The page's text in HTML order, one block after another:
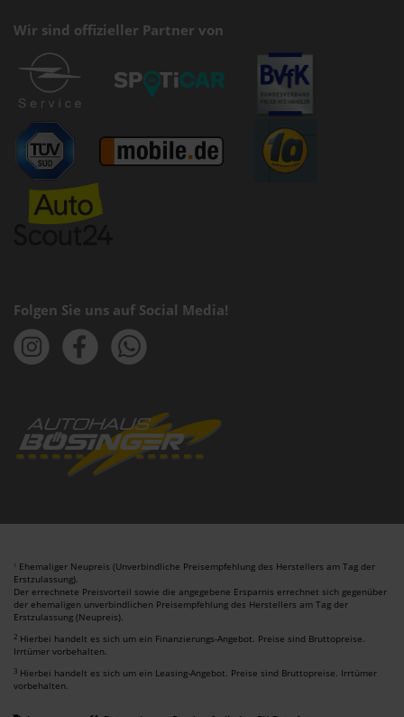
Wir sind offizieller Partner von
Folgen Sie uns auf Social Media!
1 Ehemaliger Neupreis (Unverbindliche Preisempfehlung des Herstellers am Tag der
Erstzulassung).
Der errechnete Preisvorteil sowie die angegebene Ersparnis errechnet sich gegenüber
der ehemaligen unverbindlichen Preisempfehlung des Herstellers am Tag der
Erstzulassung (Neupreis).
2 Hierbei handelt es sich um ein Finanzierungs-Angebot. Preise sind Bruttopreise.
Irrtümer vorbehalten.
3 Hierbei handelt es sich um ein Leasing-Angebot. Preise sind Bruttopreise. Irrtümer
vorbehalten.